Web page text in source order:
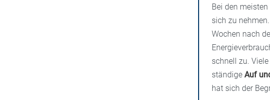
Bei den
sich zu
Wochen nach
schnell zu.
ständigeAuf
hat sich der